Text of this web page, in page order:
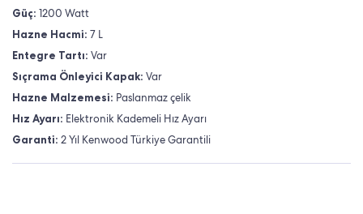
Güç: 1200 Watt
Hazne Hacmi: 7 L
Entegre Tartı: Var
Sıçrama Önleyici Kapak: Var
Hazne Malzemesi: Paslanmaz çelik
Hız Ayarı: Elektronik Kademeli Hız Ayarı
Garanti: 2 Yıl Kenwood Türkiye Garantili